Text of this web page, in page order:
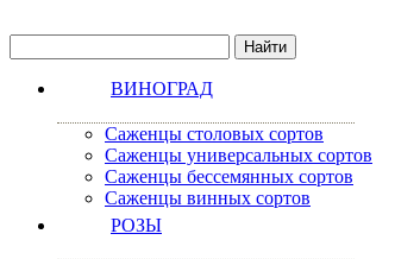
ВИНОГРАД
Саженцы столовых сортов
Саженцы универсальных сортов
Саженцы бессемянных сортов
Саженцы винных сортов
РОЗЫ